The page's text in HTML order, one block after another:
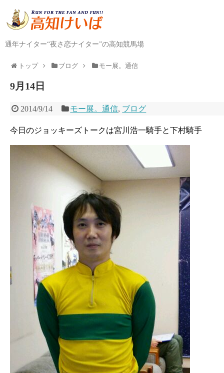
通年ナイター“夜さ恋ナイター”の高知競馬場
トップ ブログ モー展。通信
9月14日
2014/9/14 モー展。通信, ブログ
今日のジョッキーズトークは宮川浩一騎手と下村騎手